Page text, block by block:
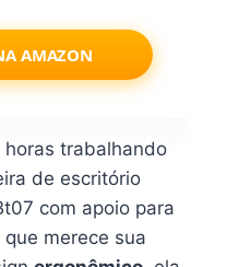
AMAZON
horas trabalhando
de escritório
com apoio para
merece sua